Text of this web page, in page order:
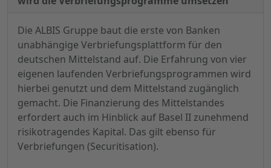
Die ALBIS Gruppe baut die erste von Banken
unabhängige Verbriefungsplattform für den
deutschen Mittelstand auf. Die Erfahrung von vier
eigenen laufenden Verbriefungsprogrammen wird
hierbei genutzt und dem Mittelstand zugänglich
gemacht. Die Finanzierung des Mittelstandes
erfordert auch im Hinblick auf Basel II zunehmend
risikotragendes Kapital. Das gilt ebenso für
Verbriefungen (Securitisation).